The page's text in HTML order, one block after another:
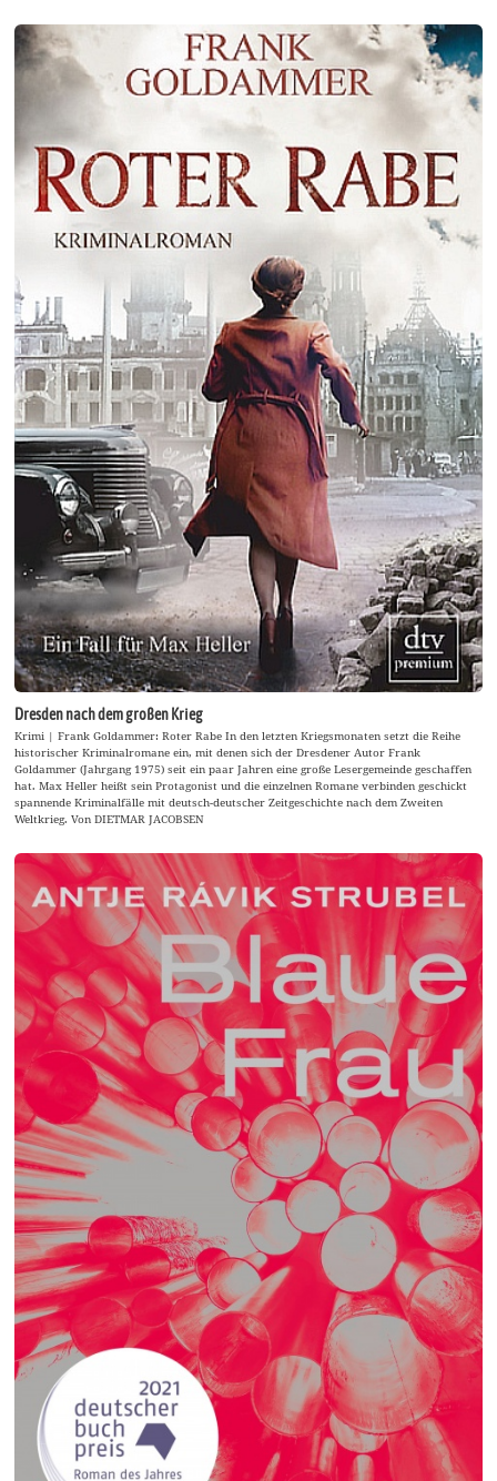
Dresden nach dem großen Krieg
Krimi | Frank Goldammer: Roter Rabe In den letzten Kriegsmonaten setzt die Reihe
historischer Kriminalromane ein, mit denen sich der Dresdener Autor Frank
Goldammer (Jahrgang 1975) seit ein paar Jahren eine große Lesergemeinde geschaffen
hat. Max Heller heißt sein Protagonist und die einzelnen Romane verbinden geschickt
spannende Kriminalfälle mit deutsch-deutscher Zeitgeschichte nach dem Zweiten
Weltkrieg. Von DIETMAR JACOBSEN